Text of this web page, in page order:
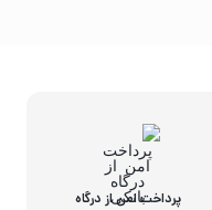
پرداخت امن از درگاه